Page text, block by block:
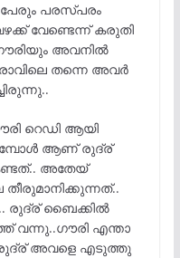
പേരും പരസ്പരം
വേണ്ടെന്ന് കരുതി
അവനിൽ
തന്നെ അവർ
റെഡി ആയി
ആണ് രുദ്ര്
അതേയ്
രുദ്ര് ബൈക്കിൽ
വന്നു..ഗൗരി എന്താ
രുദ്ര് അവളെ എടുത്തു